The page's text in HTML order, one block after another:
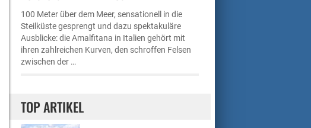
100 Meter über dem Meer, sensationell in die
Steilküste gesprengt und dazu spektakuläre
Ausblicke: die Amalfitana in Italien gehört mit
ihren zahlreichen Kurven, den schroffen Felsen
zwischen der …
TOP ARTIKEL